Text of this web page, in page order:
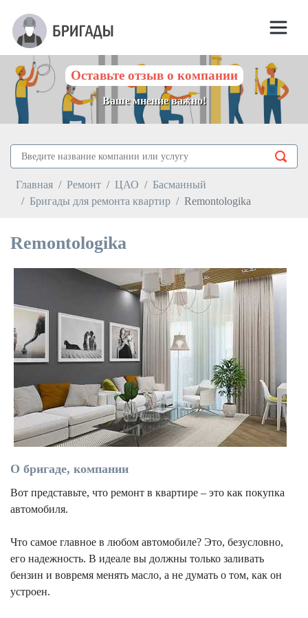
Оставьте отзыв о компании
Ваше мнение важно!
Главная Ремонт ЦАО
Басманный
Бригады для ремонта квартир
Remontologika
Remontologika
О бригаде, компании
Вот представьте, что ремонт в квартире – это как покупка
автомобиля.
Что самое главное в любом автомобиле? Это, безусловно,
его надежность. В идеале вы должны только заливать
бензин и вовремя менять масло, а не думать о том, как он
устроен.